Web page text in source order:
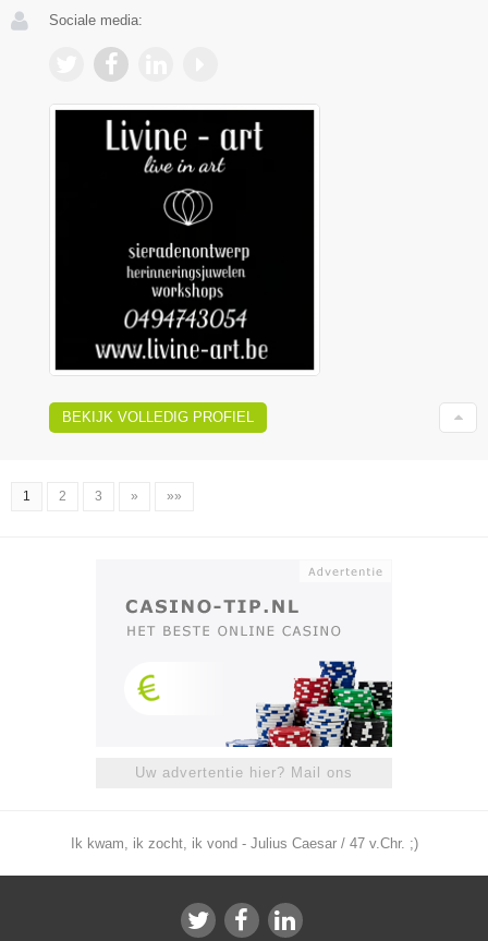
Sociale media:
BEKIJK VOLLEDIG PROFIEL
1 2 3 » »»
Uw advertentie hier? Mail ons
Ik kwam, ik zocht, ik vond - Julius Caesar / 47 v.Chr. ;)